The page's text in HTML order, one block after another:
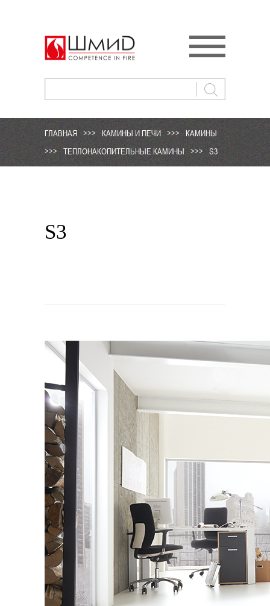
ГЛАВНАЯ >>> КАМИНЫ И ПЕЧИ >>>
КАМИНЫ
>>>
ТЕПЛОНАКОПИТЕЛЬНЫЕ КАМИНЫ >>> S3
S3